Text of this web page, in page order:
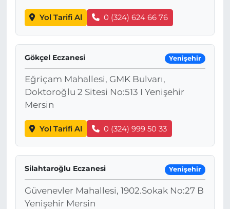
Yol Tarifi Al 0 (324) 624 66 76
Gökçel Eczanesi Yenişehir
Eğriçam Mahallesi, GMK Bulvarı,
Doktoroğlu 2 Sitesi No:513 I Yenişehir
Mersin
Yol Tarifi Al 0 (324) 999 50 33
Silahtaroğlu Eczanesi Yenişehir
Güvenevler Mahallesi, 1902.Sokak No:27 B
Yenişehir Mersin